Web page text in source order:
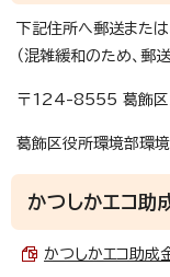
下記住所へ郵送または
（混雑緩和のため、郵
〒124-8555 葛飾
葛飾区役所環境部環
かつしかエコ助
かつしかエコ助成